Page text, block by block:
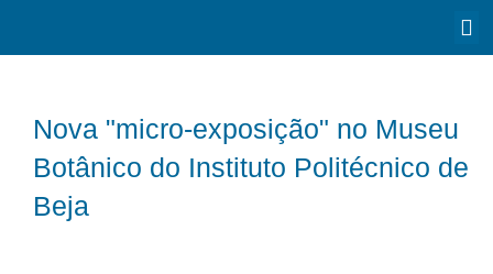
Nova "micro-exposição" no Museu
Botânico do Instituto Politécnico de
Beja